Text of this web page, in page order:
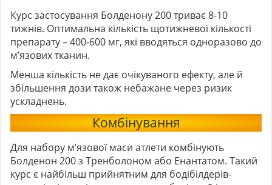
Курс застосування Болденону 200 триває 8-10
тижнів. Оптимальна кількість щотижневої кількості
препарату – 400-600 мг, які вводяться одноразово до
м’язових тканин.
Менша кількість не дає очікуваного ефекту, але й
збільшення дози також небажане через ризик
ускладнень.
Комбінування
Для набору м’язової маси атлети комбінують
Болденон 200з Тренболоном або Енантатом. Такий
курс є найбільш прийнятним для бодібілдерів-